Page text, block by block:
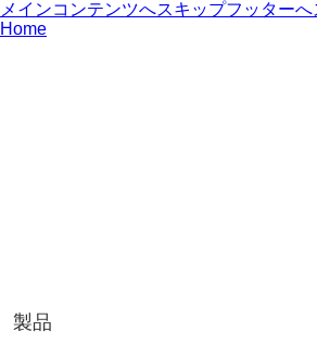
メインコンテンツへスキップフッターへ
Home
製品